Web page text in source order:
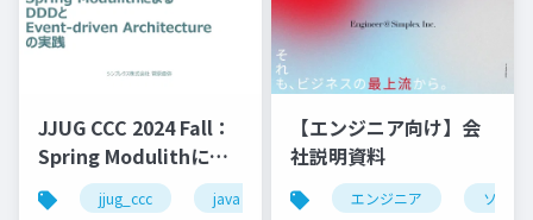
JJUG CCC 2024 Fall：
Spring Modulithによ
るDDDとEvent-driven
Architectureの実践
jjug_ccc java spring spring-boot
【エンジニア向け】会
社説明資料
エンジニア ソフト